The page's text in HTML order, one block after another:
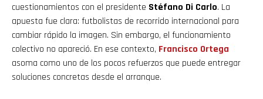
cuestionamientos con el presidente Stéfano Di Carlo. La
apuesta fue clara: futbolistas de recorrido internacional para
cambiar rápido la imagen. Sin embargo, el funcionamiento
colectivo no apareció. En ese contexto, Francisco Ortega
asoma como uno de los pocos refuerzos que puede entregar
soluciones concretas desde el arranque.